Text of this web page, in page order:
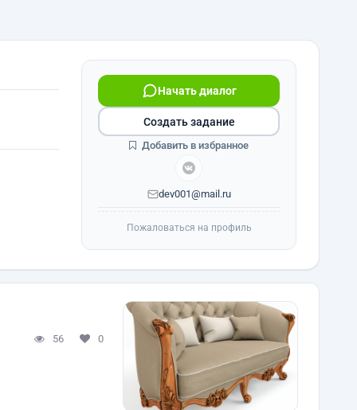
Начать диалог
dev001@mail.ru
Создать задание
Добавить в избранное
Пожаловаться на профиль
56 0